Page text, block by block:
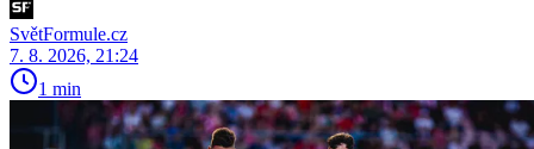
SvětFormule.cz
7. 8. 2026, 21:24
1 min